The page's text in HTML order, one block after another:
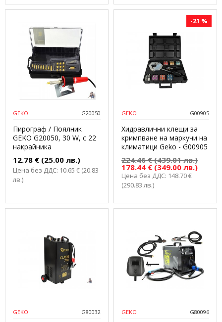
GEKO G20050
Пирограф / Поялник
GEKO G20050, 30 W, с 22
накрайника
12.78 € (25.00 лв.)
Цена без ДДС: 10.65 € (20.83
лв.)
-21 %
GEKO G00905
Хидравлични клещи за
кримпване на маркучи на
климатици Geko - G00905
178.44 € (349.00 лв.)
224.46 € (439.01 лв.)
Цена без ДДС: 148.70 €
(290.83 лв.)
GEKO G80032 GEKO G80096